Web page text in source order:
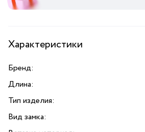
Характеристики
Бренд:
Длина:
Тип изделия:
Вид замка: